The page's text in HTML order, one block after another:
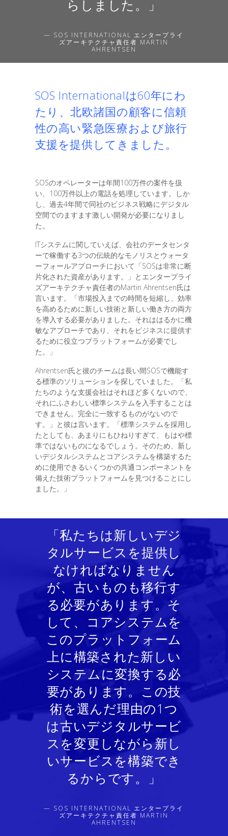
らしました。」
— SOS INTERNATIONAL エンタープライ
ズアーキテクチャ責任者 MARTIN
AHRENTSEN
SOS Internationalは60年にわ
たり、北欧諸国の顧客に信頼
性の高い緊急医療および旅行
支援を提供してきました。
SOSのオペレーターは年間100万件の案件を扱
い、100万件以上の電話を処理しています。しか
し、過去4年間で同社のビジネス戦略にデジタル
空間でのますます激しい開発が必要になりまし
た。
ITシステムに関していえば、会社のデータセンタ
ーで稼働する3つの伝統的なモノリスとウォータ
ーフォールアプローチにおいて「SOSは非常に断
片化された資産があります。」とエンタープライ
ズアーキテクチャ責任者のMartin Ahrentsen氏は
言います。「市場投入までの時間を短縮し、効率
を高めるために新しい技術と新しい働き方の両方
を導入する必要がありました。それははるかに機
敏なアプローチであり、それをビジネスに提供す
るために役立つプラットフォームが必要でし
た。」
Ahrentsen氏と彼のチームは長い間SOSで機能す
る標準のソリューションを探していました。「私
たちのような支援会社はそれほど多くないので、
それにふさわしい標準システムを入手することは
できません。完全に一致するものがないので
す。」と彼は言います。「標準システムを採用し
たとしても、あまりにもひねりすぎて、もはや標
準ではないものになるでしょう。そのため、新し
いデジタルシステムとコアシステムを構築するた
めに使用できるいくつかの共通コンポーネントを
備えた技術プラットフォームを見つけることにし
ました。」
「私たちは新しいデジ
タルサービスを提供し
なければなりません
が、古いものも移行す
る必要があります。そ
して、コアシステムを
このプラットフォーム
上に構築された新しい
システムに変換する必
要があります。この技
術を選んだ理由の1つ
は古いデジタルサービ
スを変更しながら新し
いサービスを構築でき
るからです。」
— SOS INTERNATIONAL エンタープライ
ズアーキテクチャ責任者 MARTIN
AHRENTSEN